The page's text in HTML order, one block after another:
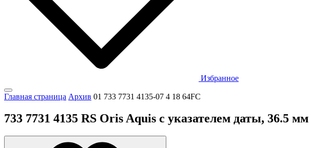
Избранное
Главная страница Архив 01 733 7731 4135-07 4 18 64FC
733 7731 4135 RS Oris Aquis с указателем даты, 36.5 мм